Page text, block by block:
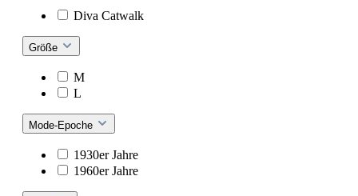
Diva Catwalk
Größe
M
L
Mode-Epoche
1930er Jahre
1960er Jahre